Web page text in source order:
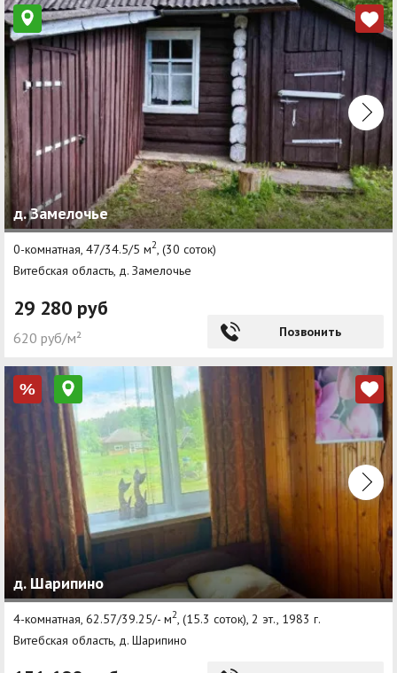
д. Замелочье
0-комнатная, 47/34.5/5 м2, (30 соток)
Витебская область, д. Замелочье
29 280 руб
620 руб/м² Позвонить
%
д. Шарипино
4-комнатная, 62.57/39.25/- м2, (15.3 соток), 2 эт., 1983 г.
Витебская область, д. Шарипино